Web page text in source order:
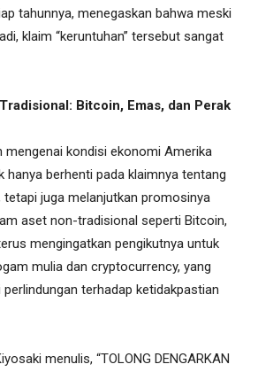
tahunnya, menegaskan bahwa meski
klaim “keruntuhan” tersebut sangat
Bitcoin, Emas, dan Perak
mengenai kondisi ekonomi Amerika
hanya berhenti pada klaimnya tentang
tetapi juga melanjutkan promosinya
aset non-tradisional seperti Bitcoin,
mengingatkan pengikutnya untuk
mulia dan cryptocurrency, yang
terhadap ketidakpastian
menulis, “TOLONG DENGARKAN